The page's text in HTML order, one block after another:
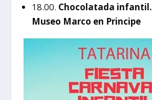
18.00. Chocolatada infantil.
Museo Marco en Principe